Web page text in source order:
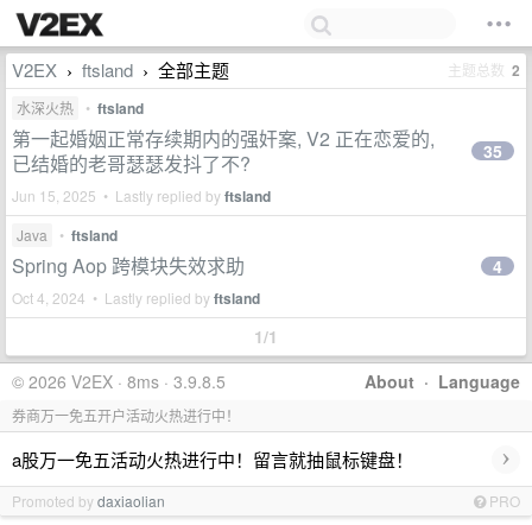
V2EX › ftsland › 全部主题 主题总数 2
水深火热 • ftsland
第一起婚姻正常存续期内的强奸案, V2 正在恋爱的,
已结婚的老哥瑟瑟发抖了不?
Jun 15, 2025 • Lastly replied byftsland
35
Java • ftsland
Spring Aop 跨模块失效求助
Oct 4, 2024 • Lastly replied byftsland
4
1/1
About · Language
© 2026 V2EX · 8ms · 3.9.8.5
券商万一免五开户活动火热进行中！
a股万一免五活动火热进行中！留言就抽鼠标键盘！ ›
Promoted bydaxiaolian PRO